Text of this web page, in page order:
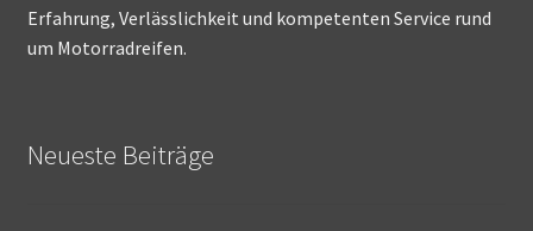
Erfahrung, Verlässlichkeit und kompetenten Service rund
um Motorradreifen.
Neueste Beiträge